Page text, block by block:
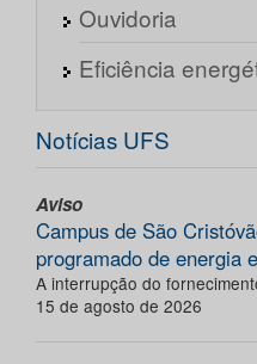
Ouvidoria
Eficiência
Notícias UFS
Aviso
Campus de São
programado de energia
A interrupção do
15 de agosto de 2026